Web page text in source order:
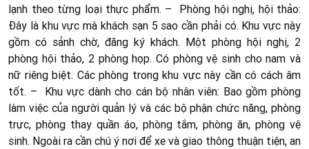
lạnh theo từng loại thực phẩm. – Phòng hội nghị, hội thảo:
Đây là khu vực mà khách sạn 5 sao cần phải có. Khu vực này
gồm có sảnh chờ, đăng ký khách. Một phòng hội nghị, 2
phòng hội thảo, 2 phòng họp. Có phòng vệ sinh cho nam và
nữ riêng biệt. Các phòng trong khu vực này cần có cách âm
tốt. – Khu vực dành cho cán bộ nhân viên: Bao gồm phòng
làm việc của người quản lý và các bộ phận chức năng, phòng
trực, phòng thay quần áo, phòng tắm, phòng ăn, phòng vệ
sinh. Ngoài ra cần chú ý nơi để xe và giao thông thuận tiện, an